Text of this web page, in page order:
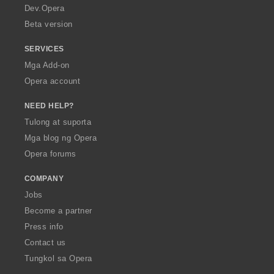
a
Dev.Opera
Beta version
SERVICES
Mga Add-on
Opera account
NEED HELP?
Tulong at suporta
Mga blog ng Opera
Opera forums
COMPANY
Jobs
Become a partner
Press info
Contact us
Tungkol sa Opera